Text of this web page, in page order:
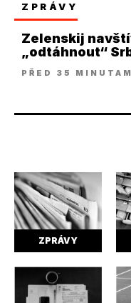
ZPRÁVY
Zelenskij
„odtáhnout“
PŘED 35
ZPRÁVY